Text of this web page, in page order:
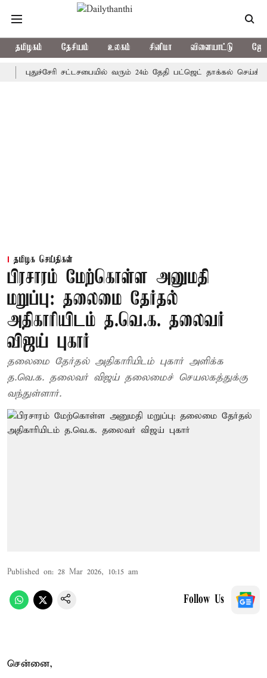
தமிழகம் தேசியம் உலகம் சினிமா விளையாட்டு
சட்டசபையில் வரும் 24ம் தேதி பட்ஜெட் தாக்கல் செய்கிறார்
தமிழக செய்திகள்
பிரசாரம் மேற்கொள்ள அனுமதி
மறுப்பு: தலைமை தேர்தல்
அதிகாரியிடம் த.வெ.க. தலைவர்
விஜய் புகார்
தலைமை தேர்தல் அதிகாரியிடம் புகார் அளிக்க
த.வெ.க. தலைவர் விஜய் தலைமைச் செயலகத்துக்கு
வந்துள்ளார்.
Published on: 28 Mar 2026, 10:15 am
Follow Us
சென்னை,